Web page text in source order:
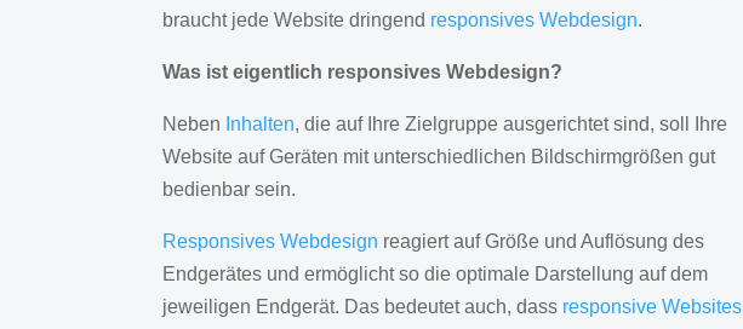
braucht jede Website dringend responsives Webdesign.
Was ist eigentlich responsives Webdesign?
Neben Inhalten, die auf Ihre Zielgruppe ausgerichtet sind, soll Ihre
Website auf Geräten mit unterschiedlichen Bildschirmgrößen gut
bedienbar sein.
Responsives Webdesign reagiert auf Größe und Auflösung des
Endgerätes und ermöglicht so die optimale Darstellung auf dem
jeweiligen Endgerät. Das bedeutet auch, dass responsive Websites